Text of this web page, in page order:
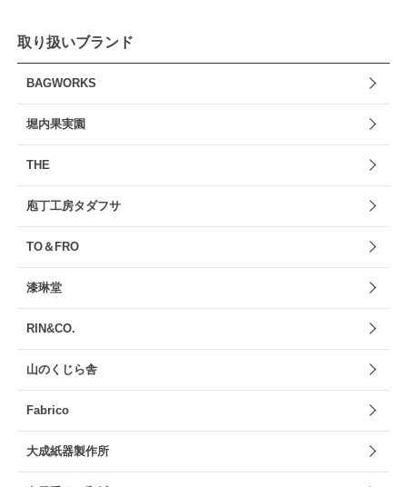
取り扱いブランド
BAGWORKS
堀内果実園
THE
庖丁工房タダフサ
TO＆FRO
漆琳堂
RIN&CO.
山のくじら舎
Fabrico
大成紙器製作所